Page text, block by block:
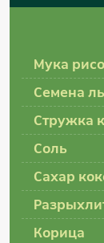
Мука
Семена
Стружка
Соль
Сахар
Корица